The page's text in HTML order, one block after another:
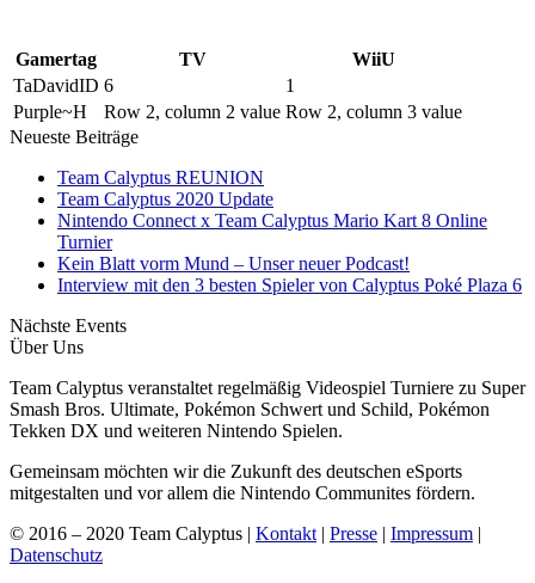
Gamertag TV
WiiU
TaDavidID 6
1
Purple~H
Row 2, column 2 value Row 2, column 3 value
Neueste Beiträge
Team Calyptus REUNION
Team Calyptus 2020 Update
Nintendo Connect x Team Calyptus Mario Kart 8 Online
Turnier
Kein Blatt vorm Mund – Unser neuer Podcast!
Interview mit den 3 besten Spieler von Calyptus Poké Plaza 6
Nächste Events
Über Uns
Team Calyptus veranstaltet regelmäßig Videospiel Turniere zu Super
Smash Bros. Ultimate, Pokémon Schwert und Schild, Pokémon
Tekken DX und weiteren Nintendo Spielen.
Gemeinsam möchten wir die Zukunft des deutschen eSports
mitgestalten und vor allem die Nintendo Communites fördern.
© 2016 – 2020 Team Calyptus | Kontakt | Presse | Impressum |
Datenschutz